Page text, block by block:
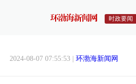
时政要闻
2024-08-07 07:55:53 | 环渤海新闻网